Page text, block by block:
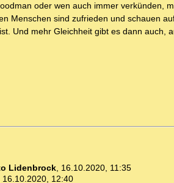
oder wen auch immer verkünden,
Menschen sind zufrieden und schauen
Und mehr Gleichheit gibt es dann auch,
Lidenbrock, 16.10.2020, 11:35
16.10.2020, 12:40